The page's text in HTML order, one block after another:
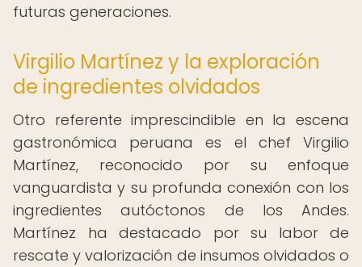
futuras generaciones.
Virgilio Martínez y la exploración
de ingredientes olvidados
Otro referente imprescindible en la escena
gastronómica peruana es el chef Virgilio
Martínez, reconocido por su enfoque
vanguardista y su profunda conexión con los
ingredientes autóctonos de los Andes.
Martínez ha destacado por su labor de
rescate y valorización de insumos olvidados o